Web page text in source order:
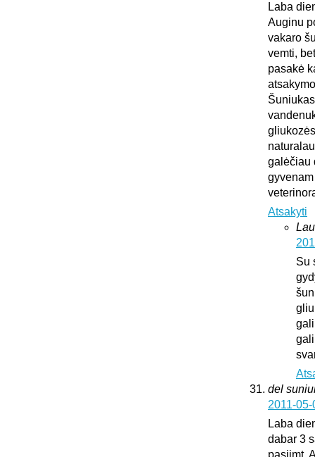
Laba
Auginu
vakaro
vemti,
pasakė
galėčiau
Atsakyti
Su
del
2011-
Laba
dabar 3
pasiimt.